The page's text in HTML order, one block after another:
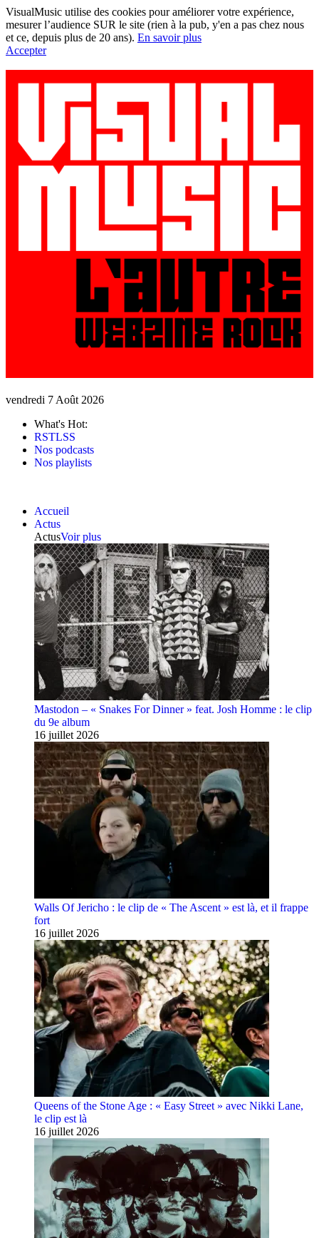
VisualMusic utilise des cookies pour améliorer votre expérience,
mesurer l’audience SUR le site (rien à la pub, y'en a pas chez nous
et ce, depuis plus de 20 ans). En savoir plus
Accepter
vendredi 7 Août 2026
What's Hot:
RSTLSS
Nos podcasts
Nos playlists
Accueil
Actus
ActusVoir plus
Mastodon – « Snakes For Dinner » feat. Josh Homme : le clip
du 9e album
16 juillet 2026
Walls Of Jericho : le clip de « The Ascent » est là, et il frappe
fort
16 juillet 2026
Queens of the Stone Age : « Easy Street » avec Nikki Lane,
le clip est là
16 juillet 2026